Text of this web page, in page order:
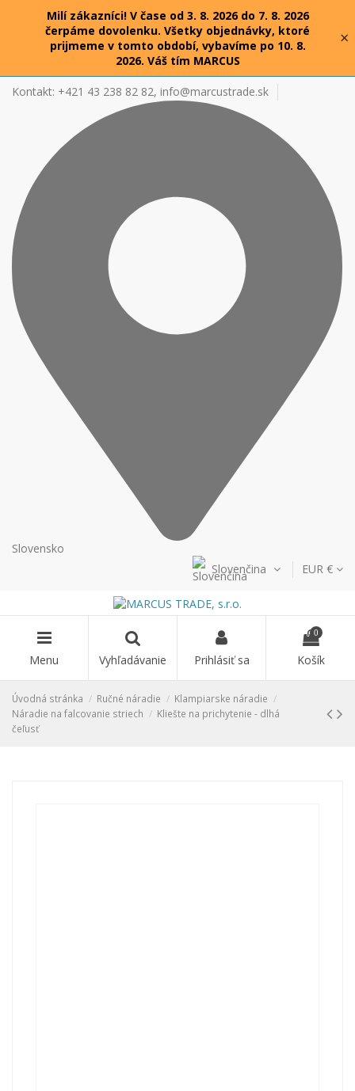
Milí zákazníci! V čase od 3. 8. 2026 do 7. 8. 2026
čerpáme dovolenku. Všetky objednávky, ktoré
prijmeme v tomto období, vybavíme po 10. 8.
2026. Váš tím MARCUS
×
Kontakt: +421 43 238 82 82, info@marcustrade.sk
Slovensko
Slovenčina
EUR €
Menu Vyhľadávanie Prihlásiť sa
0
Košík
Úvodná stránka Ručné náradie
Klampiarske náradie
Náradie na falcovanie striech
Kliešte na prichytenie - dlhá
čeľusť